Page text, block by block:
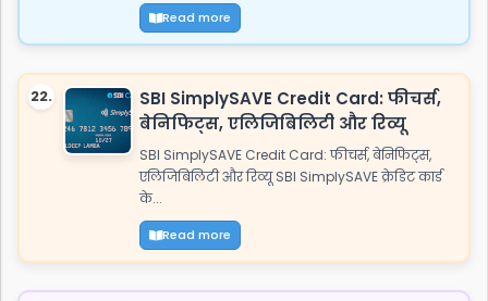
Read more
22.
SBI SimplySAVE Credit Card: फीचर्स,
बेनिफिट्स, एलिजिबिलिटी और रिव्यू
SBI SimplySAVE Credit Card: फीचर्स, बेनिफिट्स,
एलिजिबिलिटी और रिव्यू SBI SimplySAVE क्रेडिट कार्ड
के...
Read more